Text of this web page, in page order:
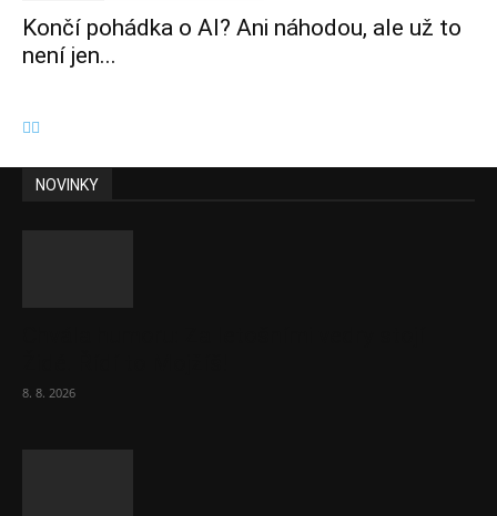
Končí pohádka o AI? Ani náhodou, ale už to
není jen...
NOVINKY
8. 8. 2026